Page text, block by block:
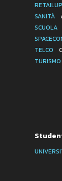
RETAILUP
SANITÀ
SCUOLA
TELCO
TURISMO